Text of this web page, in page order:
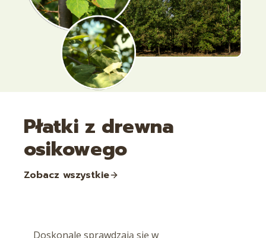
Płatki z drewna
osikowego
Zobacz wszystkie
Doskonale sprawdzają się w